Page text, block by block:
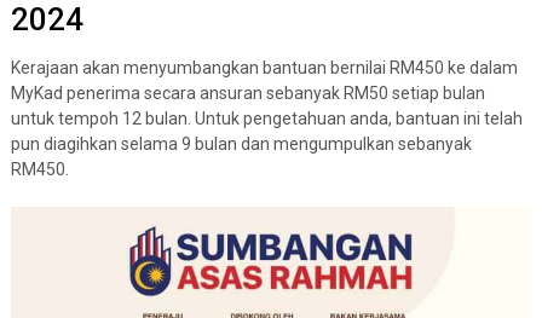
2024
Kerajaan akan menyumbangkan bantuan bernilai RM450 ke dalam
MyKad penerima secara ansuran sebanyak RM50 setiap bulan
untuk tempoh 12 bulan. Untuk pengetahuan anda, bantuan ini telah
pun diagihkan selama 9 bulan dan mengumpulkan sebanyak
RM450.